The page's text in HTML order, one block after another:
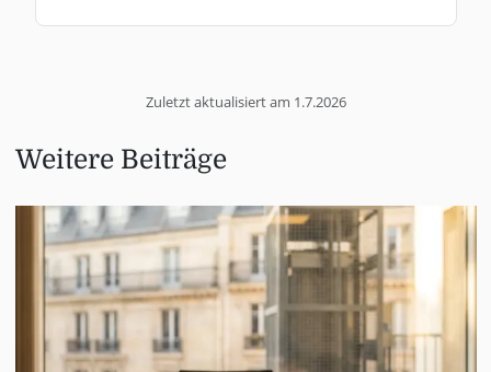
Zuletzt aktualisiert am 1.7.2026
Weitere Beiträge